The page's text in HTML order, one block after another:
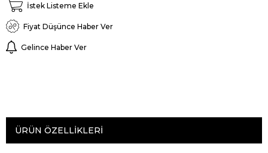
İstek Listeme Ekle
Fiyat Düşünce Haber Ver
Gelince Haber Ver
ÜRÜN ÖZELLIKLERI